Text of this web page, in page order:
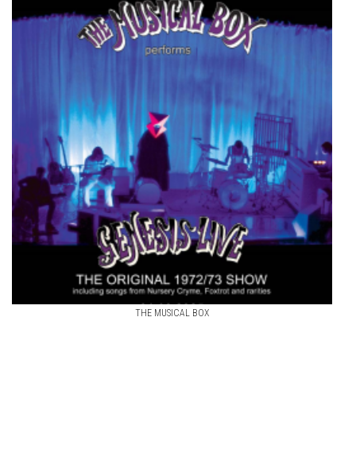
THE MUSICAL BOX